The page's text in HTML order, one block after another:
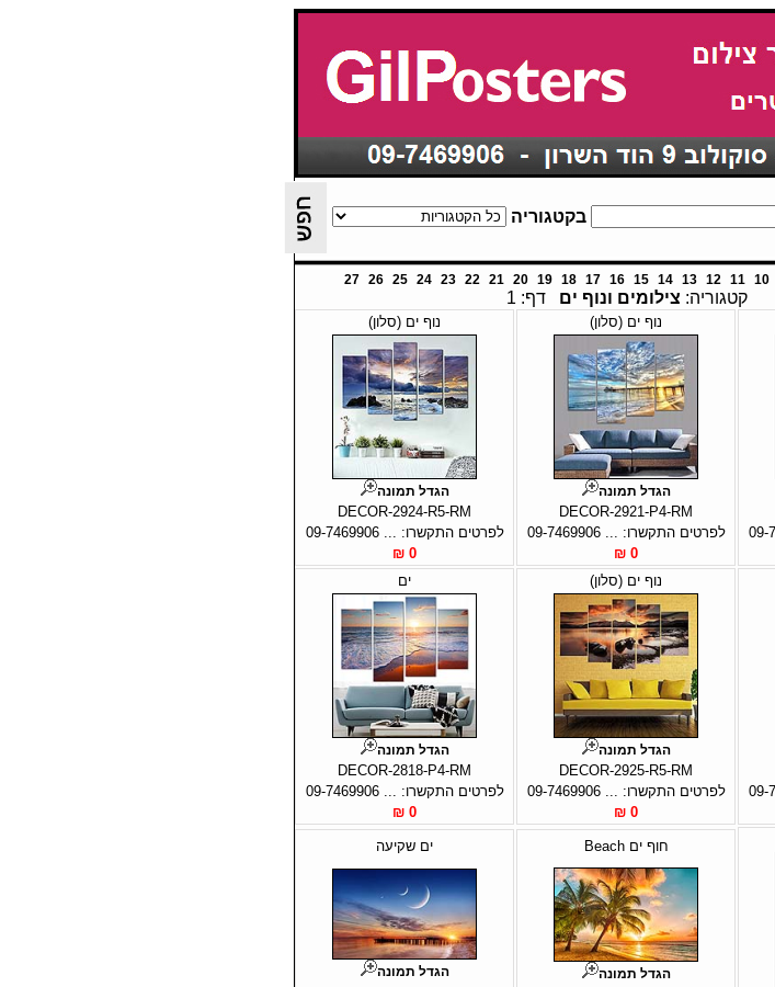
בקטגוריה
10
11
12
13
14
15
16
17
18
19
20
21
22
23
24
25
26
27
קטגוריה: צילומים ונוף ים דף: 1
נוף ים (סלון)
הגדל תמונה
DECOR-2921-P4-RM
לפרטים התקשרו: ... 09-7469906
0 ₪
נוף ים (סלון)
הגדל תמונה
DECOR-2924-R5-RM
לפרטים התקשרו: ... 09-7469906
0 ₪
נוף ים (סלון)
הגדל תמונה
DECOR-2925-R5-RM
לפרטים התקשרו: ... 09-7469906
0 ₪
ים
הגדל תמונה
DECOR-2818-P4-RM
לפרטים התקשרו: ... 09-7469906
0 ₪
חוף ים Beach
הגדל תמונה
ים שקיעה
הגדל תמונה